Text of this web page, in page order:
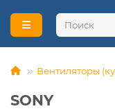
Вентиляторы
SONY